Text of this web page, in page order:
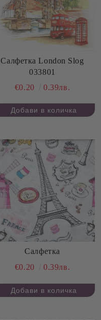
Салфетка London Slog
033801
€0.20
0.39лв.
Салфетка
€0.20
0.39лв.